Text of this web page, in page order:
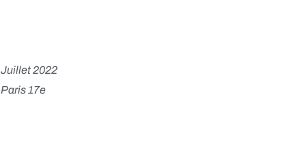
Juillet 2022
Paris 17e